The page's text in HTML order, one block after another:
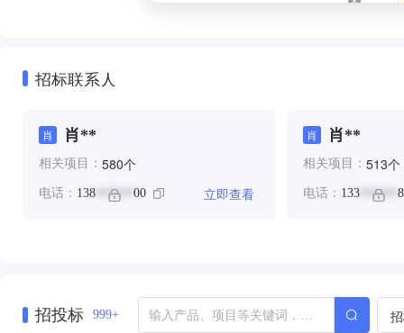
招标联系人
肖 肖**
相关项目： 580个
电话： 138 ****** 00 立即查看
肖 肖**
相关项目： 513个
电话： 133******
招投标 999+